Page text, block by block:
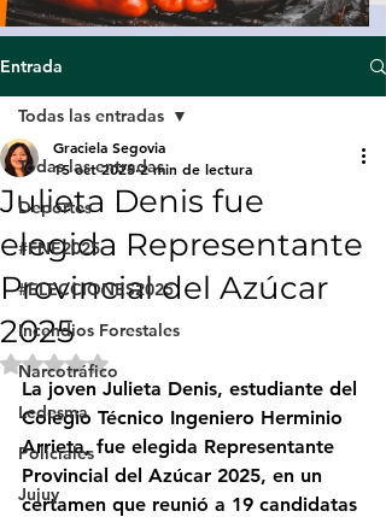
Entrada
Todas las entradas
Deportes
#FNE2025
#ELECCIONES2025
Incendios Forestales
Narcotráfico
Ledesma
Policiales
Jujuy
Todas las entradas
Julieta Denis fue
elegida Representante
Provincial del Azúcar
2025
Graciela Segovia
15 oct 2025 2 min de lectura
Obtuvo NaN de 5 estrellas.
La joven Julieta Denis, estudiante del
Colegio Técnico Ingeniero Herminio
Arrieta, fue elegida Representante
Provincial del Azúcar 2025, en un
certamen que reunió a 19 candidatas